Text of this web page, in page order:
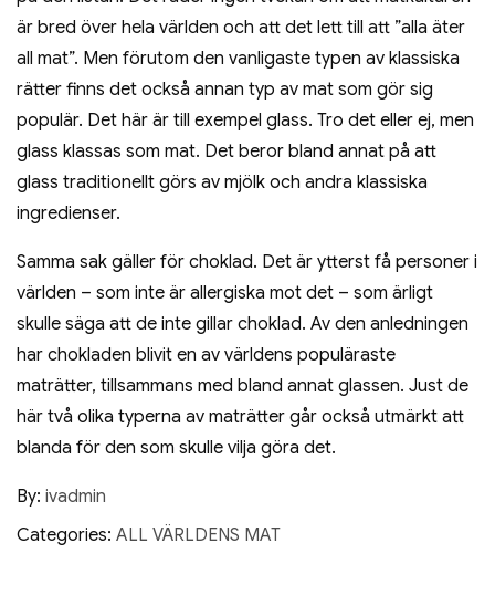
är bred över hela världen och att det lett till att ”alla äter
all mat”. Men förutom den vanligaste typen av klassiska
rätter finns det också annan typ av mat som gör sig
populär. Det här är till exempel glass. Tro det eller ej, men
glass klassas som mat. Det beror bland annat på att
glass traditionellt görs av mjölk och andra klassiska
ingredienser.
Samma sak gäller för choklad. Det är ytterst få personer i
världen – som inte är allergiska mot det – som ärligt
skulle säga att de inte gillar choklad. Av den anledningen
har chokladen blivit en av världens populäraste
maträtter, tillsammans med bland annat glassen. Just de
här två olika typerna av maträtter går också utmärkt att
blanda för den som skulle vilja göra det.
By: ivadmin
Categories: ALL VÄRLDENS MAT